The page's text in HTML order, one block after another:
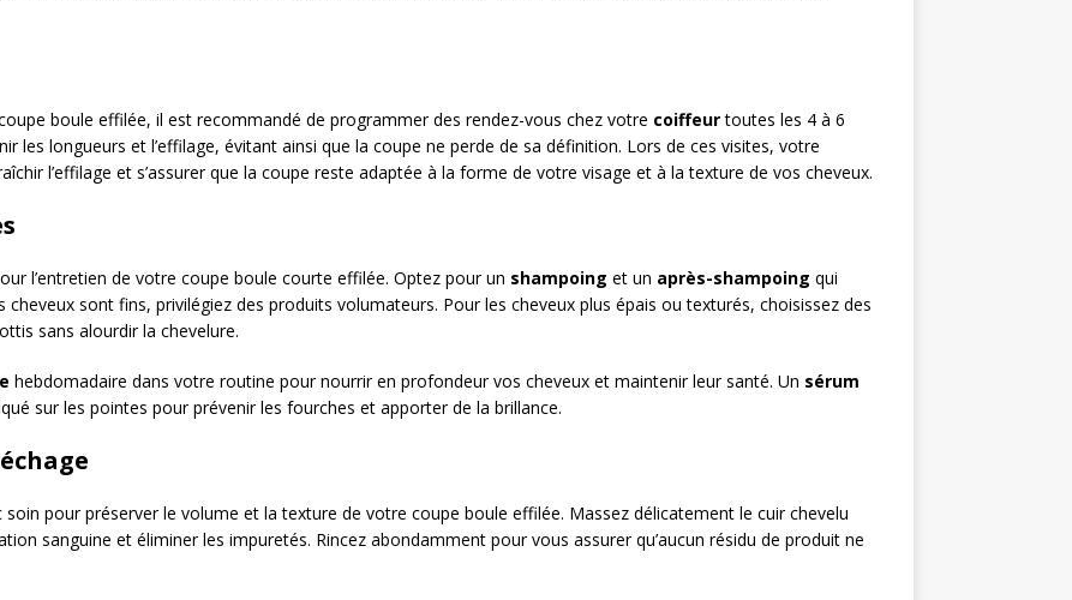
boule effilée, il est recommandé de programmer des rendez-vous chez votre coiffeurtoutes les 4 à 6
les longueurs et l’effilage, évitant ainsi que la coupe ne perde de sa définition. Lors de ces visites, votre
l’effilage et s’assurer que la coupe reste adaptée à la forme de votre visage et à la texture de vos cheveux.
l’entretien de votre coupe boule courte effilée. Optez pour un shampoing et un après-shampoing qui
sont fins, privilégiez des produits volumateurs. Pour les cheveux plus épais ou texturés, choisissez des
sans alourdir la chevelure.
hebdomadaire dans votre routine pour nourrir en profondeur vos cheveux et maintenir leur santé. Un sérum
sur les pointes pour prévenir les fourches et apporter de la brillance.
pour préserver le volume et la texture de votre coupe boule effilée. Massez délicatement le cuir chevelu
sanguine et éliminer les impuretés. Rincez abondamment pour vous assurer qu’aucun résidu de produit ne